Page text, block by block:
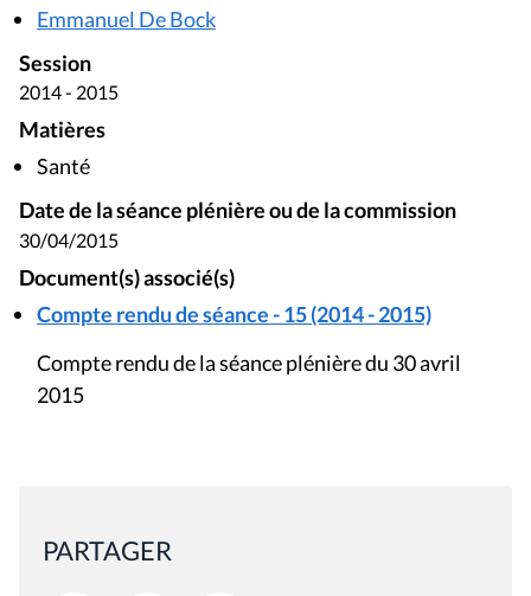
Emmanuel De Bock
Session
2014 - 2015
Matières
Santé
Date de la séance plénière ou de la commission
30/04/2015
Document(s) associé(s)
Compte rendu de séance - 15 (2014 - 2015)
Compte rendu de la séance plénière du 30 avril
2015
PARTAGER